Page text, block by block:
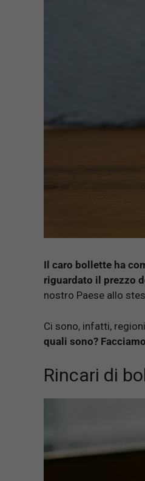
Il caro bollette ha
riguardato il prezzo
nostro Paese allo
Ci sono, infatti,
quali sono?
Rincari di